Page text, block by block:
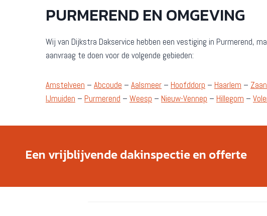
PURMEREND EN OMGEVING
Wij van Dijkstra Dakservice hebben een vestiging in Purmerend,
aanvraag te doen voor de volgende gebieden:
Amstelveen – Abcoude – Aalsmeer – Hoofddorp – Haarlem –
IJmuiden – Purmerend – Weesp – Nieuw-Vennep – Hillegom –
Een vrijblijvende dakinspectie en offerte